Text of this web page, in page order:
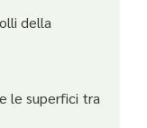
della
le superfici tra